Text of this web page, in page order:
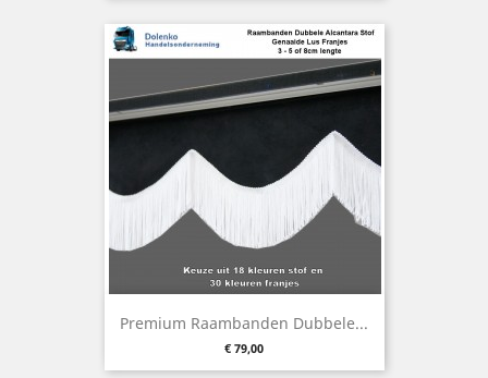
Premium Raambanden Dubbele...
Prijs
€ 79,00